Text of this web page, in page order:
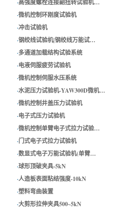
·高强度螺栓连接副扭转试验机…
·微机控制环刚度试验机
·冲击试验机
·钢绞线试验机|钢绞线万能试…
·多通道加载结构试验系统
·电液伺服疲劳试验机
·微机控制伺服水压系统
·水泥压力试验机-YAW300D微机…
·微机控制井盖压力试验机
·电子式压力试验机
·微机控制单臂电子式拉力试验…
·门式电子式拉力试验机
·数显式电子万能试验机(单臂…
·球形顶破夹具-5kN
·人造板表面粘结强度-10kN
·塑料弯曲装置
·大剪形拉伸夹具500~5kN